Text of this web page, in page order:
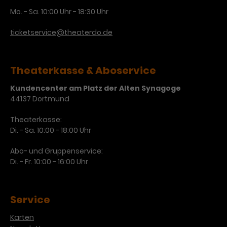
Anbieter Google Analytics
Laufzeit 1 Minute
Zweck
gesetztes Cookie. Bestimmte
pro Minute an Google Analytics
Datenübertragungen
Laufzeit 3 Monate
Dieses Cookie wird verwendet, um
Remarketing-Funktionen
Name IDE
Anbieter Google / DoubleClick
Zweck
Mo. - Sa. 10:00 Uhr - 18:30 Uhr
ticketservice@theaterdo.de
Theaterkasse & Aboservice
Kundencenter am Platz der Alten Synagoge
44137 Dortmund
Theaterkasse:
Di. - Sa. 10:00 - 18:00 Uhr
Abo- und Gruppenservice:
Di. - Fr. 10:00 - 16:00 Uhr
Service
Karten